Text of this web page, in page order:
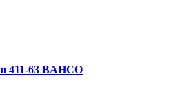
411-63 BAHCO